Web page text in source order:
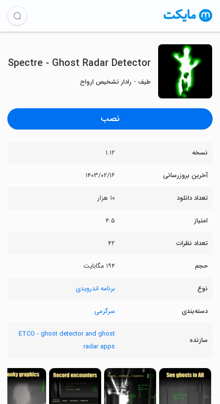
Spectre - Ghost Radar Detector
طیف - رادار تشخیص ارواح
نصب
نسخه ۱.۱۲
آخرین بروزرسانی ۱۴۰۳/۰۲/۱۶
تعداد دانلود ۱۰ هزار
امتیاز ۴.۵
تعداد نظرات ۴۲
حجم ۱۹۴ مگابایت
نوع برنامه اندرویدی
دسته‌بندی سرگرمی
سازنده
ETCO - ghost detector and ghost
radar apps